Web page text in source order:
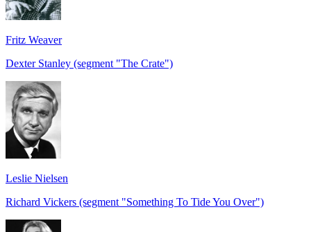
Fritz Weaver
Dexter Stanley (segment "The Crate")
Leslie Nielsen
Richard Vickers (segment "Something To Tide You Over")